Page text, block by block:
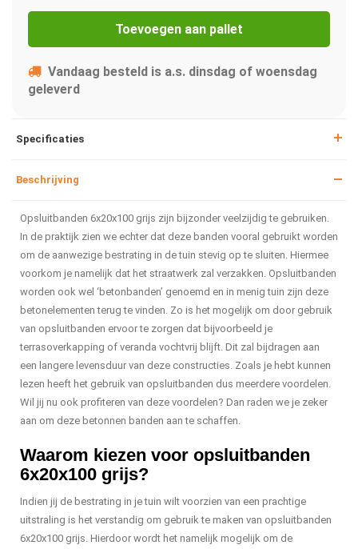
Toevoegen aan pallet
Vandaag besteld is a.s. dinsdag of woensdag
geleverd
Specificaties
Beschrijving
Opsluitbanden 6x20x100 grijs zijn bijzonder veelzijdig te gebruiken.
In de praktijk zien we echter dat deze banden vooral gebruikt worden
om de aanwezige bestrating in de tuin stevig op te sluiten. Hiermee
voorkom je namelijk dat het straatwerk zal verzakken. Opsluitbanden
worden ook wel ‘betonbanden’ genoemd en in menig tuin zijn deze
betonelementen terug te vinden. Zo is het mogelijk om door gebruik
van opsluitbanden ervoor te zorgen dat bijvoorbeeld je
terrasoverkapping of veranda vochtvrij blijft. Dit zal bijdragen aan
een langere levensduur van deze constructies. Zoals je hebt kunnen
lezen heeft het gebruik van opsluitbanden dus meerdere voordelen.
Wil jij nu ook profiteren van deze voordelen? Dan raden we je zeker
aan om deze betonnen banden aan te schaffen.
Waarom kiezen voor opsluitbanden
6x20x100 grijs?
Indien jij de bestrating in je tuin wilt voorzien van een prachtige
uitstraling is het verstandig om gebruik te maken van opsluitbanden
6x20x100 grijs. Hierdoor wordt het namelijk mogelijk om de